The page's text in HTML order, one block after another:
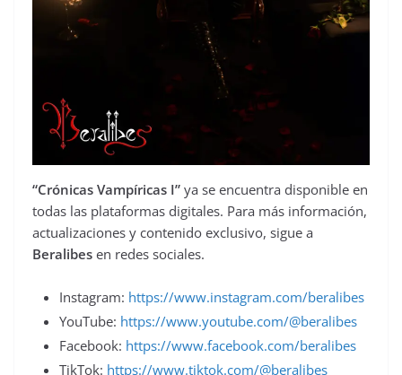
“Crónicas Vampíricas I” ya se encuentra disponible en
todas las plataformas digitales. Para más información,
actualizaciones y contenido exclusivo, sigue a
Beralibes en redes sociales.
Instagram: https://www.instagram.com/beralibes
YouTube: https://www.youtube.com/@beralibes
Facebook: https://www.facebook.com/beralibes
TikTok: https://www.tiktok.com/@beralibes